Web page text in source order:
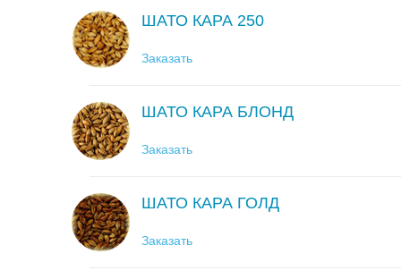
ШАТО КАРА 250
Заказать
ШАТО КАРА БЛОНД
Заказать
ШАТО КАРА ГОЛД
Заказать